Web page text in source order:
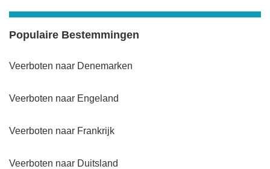
Populaire Bestemmingen
Veerboten naar Denemarken
Veerboten naar Engeland
Veerboten naar Frankrijk
Veerboten naar Duitsland